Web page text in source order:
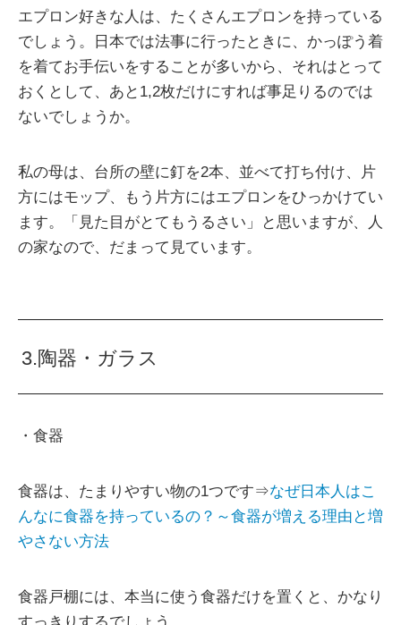
エプロン好きな人は、たくさんエプロンを持っている
でしょう。日本では法事に行ったときに、かっぽう着
を着てお手伝いをすることが多いから、それはとって
おくとして、あと1,2枚だけにすれば事足りるのでは
ないでしょうか。
私の母は、台所の壁に釘を2本、並べて打ち付け、片
方にはモップ、もう片方にはエプロンをひっかけてい
ます。「見た目がとてもうるさい」と思いますが、人
の家なので、だまって見ています。
3.陶器・ガラス
・食器
食器は、たまりやすい物の1つです⇒なぜ日本人はこ
んなに食器を持っているの？～食器が増える理由と増
やさない方法
食器戸棚には、本当に使う食器だけを置くと、かなり
すっきりするでしょう。